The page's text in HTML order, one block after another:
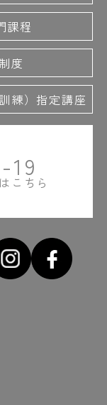
19
こちら
課程
度
練）指定講座